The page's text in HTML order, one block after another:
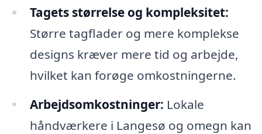
Tagets størrelse og kompleksitet:
Større tagflader og mere komplekse
designs kræver mere tid og arbejde,
hvilket kan forøge omkostningerne.
Arbejdsomkostninger: Lokale
håndværkere i Langesø og omegn kan